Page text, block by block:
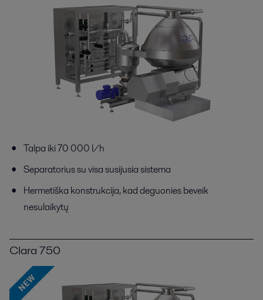
Talpa iki 70 000 l/h
Separatorius su visa susijusia sistema
Hermetiška konstrukcija, kad deguonies beveik
nesulaikytų
Clara 750